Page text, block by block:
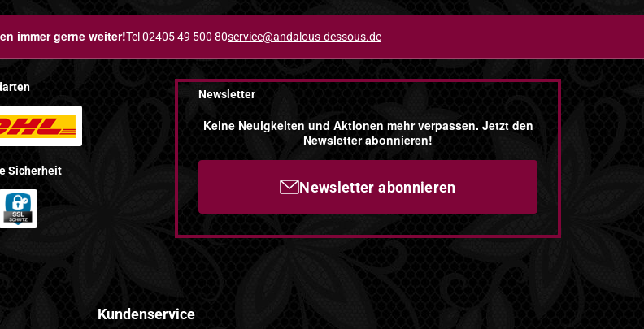
immer gerne weiter!Tel 02405 49 500 80service@andalous-dessous.de
Sicherheit
Newsletter
Keine Neuigkeiten und Aktionen mehr verpassen. Jetzt den
Newsletter abonnieren!
Newsletter abonnieren
Kundenservice